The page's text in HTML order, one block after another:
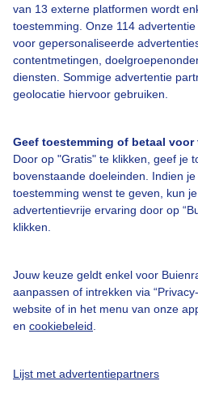
van 13 externe platformen wordt
toestemming. Onze 114
voor gepersonaliseerde
contentmetingen,
diensten. Sommige advertentie
geolocatie hiervoor gebruiken.
Geef toestemming of betaal voor
Door op "Gratis" te klikken, geef je
bovenstaande doeleinden. Indien
toestemming wenst te geven, kun
advertentievrije ervaring door op
klikken.
Jouw keuze geldt enkel voor
aanpassen of intrekken via
website of in het menu van onze
en cookiebeleid
Lijst met advertentiepartners
Bedrijfsgegevens
Veelgestelde vragen
Contact
Gebruikersvoorwaarden
Adverteren
Buienradar Team
Privacy beleid
Privacy instellingen
Gratis weerdata
Buienradar